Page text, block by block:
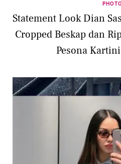
Statement Look Dian
Cropped Beskap dan
Pesona